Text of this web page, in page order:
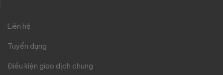
Liên hệ
Tuyển dụng
Điều kiện giao dịch chung